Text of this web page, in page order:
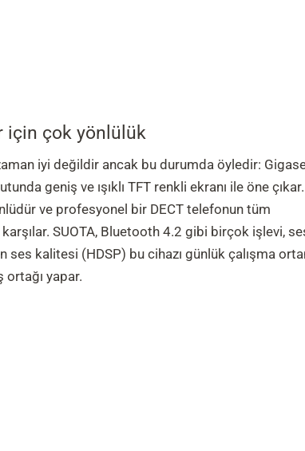
için çok yönlülük
iyi değildir ancak bu durumda öyledir:
geniş ve ışıklı TFT renkli ekranı ile öne
ve profesyonel bir DECT telefonun tüm
SUOTA, Bluetooth 4.2 gibi birçok işlevi,
ses kalitesi (HDSP) bu cihazı günlük çalışma
yapar.